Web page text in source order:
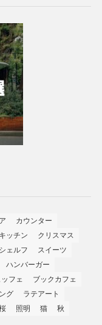
カウンター
キッチン
クリスマス
シェルフ
スイーツ
ハンバーガー
ッフェ
ブックカフェ
グ
ラテアート
照明 猫
秋